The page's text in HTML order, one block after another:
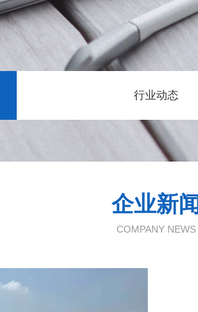
行业动态
企业新闻
COMPANY NEWS